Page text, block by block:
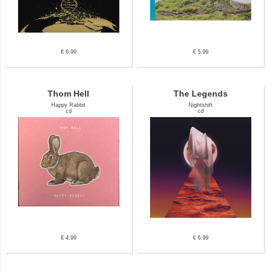
€ 6.99 € 5.99
Thom Hell
Happy Rabbit
cd
€ 4.99
The Legends
Nightshift
cd
€ 6.99